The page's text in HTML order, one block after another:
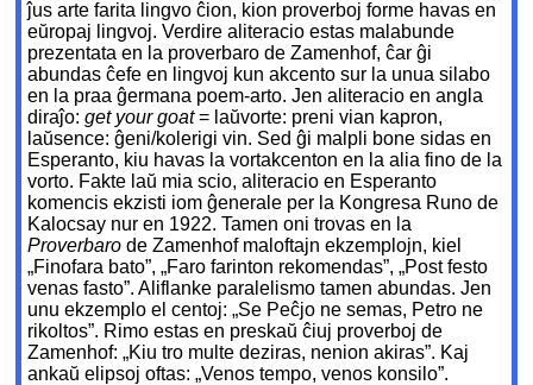
ĵus arte farita lingvo ĉion, kion proverboj forme havas en
eŭropaj lingvoj. Verdire aliteracio estas malabunde
prezentata en la proverbaro de Zamenhof, ĉar ĝi
abundas ĉefe en lingvoj kun akcento sur la unua silabo
en la praa ĝermana poem-arto. Jen aliteracio en angla
diraĵo:get your goat= laŭvorte: preni vian kapron,
laŭsence: ĝeni/kolerigi vin. Sed ĝi malpli bone sidas en
Esperanto, kiu havas la vortakcenton en la alia fino de la
vorto. Fakte laŭ mia scio, aliteracio en Esperanto
komencis ekzisti iom ĝenerale per la Kongresa Runo de
Kalocsay nur en 1922. Tamen oni trovas en la
Proverbaro de Zamenhof maloftajn ekzemplojn, kiel
„Finofara bato”, „Faro farinton rekomendas”, „Post festo
venas fasto”. Aliflanke paralelismo tamen abundas. Jen
unu ekzemplo el centoj: „Se Peĉjo ne semas, Petro ne
rikoltos”. Rimo estas en preskaŭ ĉiuj proverboj de
Zamenhof: „Kiu tro multe deziras, nenion akiras”. Kaj
ankaŭ elipsoj oftas: „Venos tempo, venos konsilo”.